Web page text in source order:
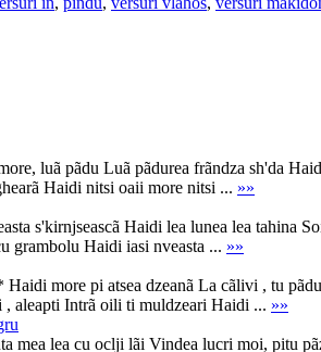
pãdu Luã pãdurea frãndza sh'da
Haidi nitsi oaii more nitsi ... »»
Haidi lea lunea lea tahina Soia
grambolu Haidi iasi nveasta ... »»
pi atsea dzeanã La cãlivi , tu pãduri
, aleapti Intrã oili ti muldzeari Haidi ... »»
cu oclji lãi Vindea lucri moi, pitu